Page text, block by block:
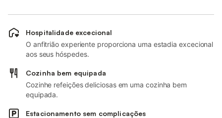
Hospitalidade excecional
O anfitrião experiente proporciona uma estadia excecional
aos seus hóspedes.
Cozinha bem equipada
Cozinhe refeições deliciosas em uma cozinha bem
equipada.
Estacionamento sem complicações